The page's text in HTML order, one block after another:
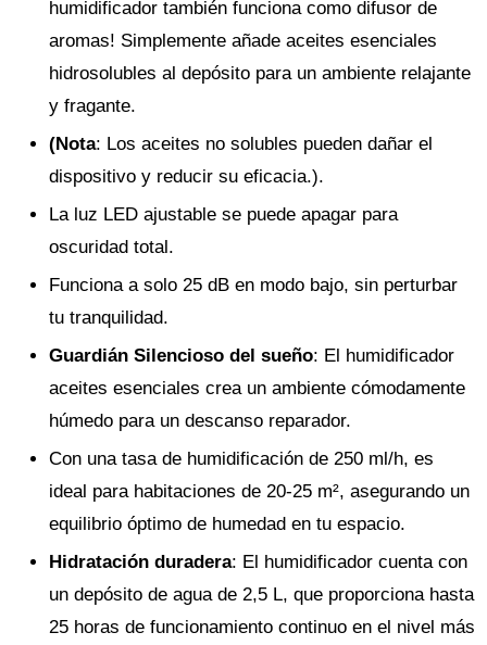
humidificador también funciona como difusor de
aromas! Simplemente añade aceites esenciales
hidrosolubles al depósito para un ambiente relajante
y fragante.
(Nota: Los aceites no solubles pueden dañar el
dispositivo y reducir su eficacia.).
La luz LED ajustable se puede apagar para
oscuridad total.
Funciona a solo 25 dB en modo bajo, sin perturbar
tu tranquilidad.
Guardián Silencioso del sueño: El humidificador
aceites esenciales crea un ambiente cómodamente
húmedo para un descanso reparador.
Con una tasa de humidificación de 250 ml/h, es
ideal para habitaciones de 20-25 m², asegurando un
equilibrio óptimo de humedad en tu espacio.
Hidratación duradera: El humidificador cuenta con
un depósito de agua de 2,5 L, que proporciona hasta
25 horas de funcionamiento continuo en el nivel más